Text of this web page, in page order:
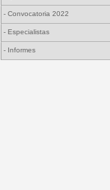
- Convocatoria 2022
- Especialistas
- Informes